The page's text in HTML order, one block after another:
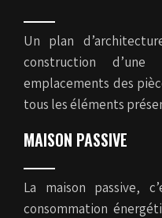
Un plan
construction
emplacements des
tous les éléments
MAISON PASSIVE
La maison passive,
consommation